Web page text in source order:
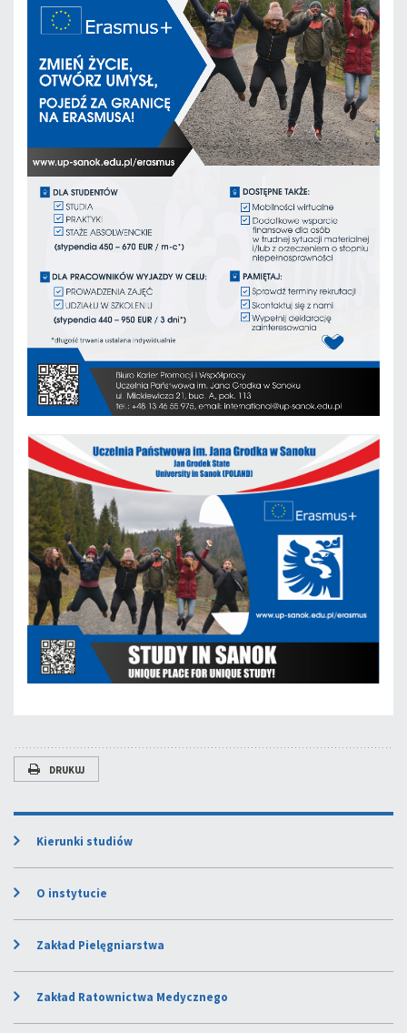
DRUKUJ
Kierunki studiów
O instytucie
Zakład Pielęgniarstwa
Zakład Ratownictwa Medycznego